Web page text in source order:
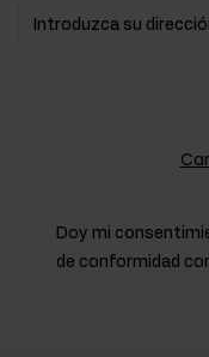
Introduzca su
Doy mi
de conformidad